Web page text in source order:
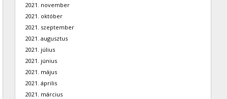
2021. november
2021. október
2021. szeptember
2021. augusztus
2021. július
2021. június
2021. május
2021. április
2021. március